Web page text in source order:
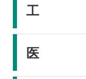
工
医